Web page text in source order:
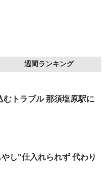
週間ランキング
トラブル 那須塩原駅に
し"仕入れられず 代わり